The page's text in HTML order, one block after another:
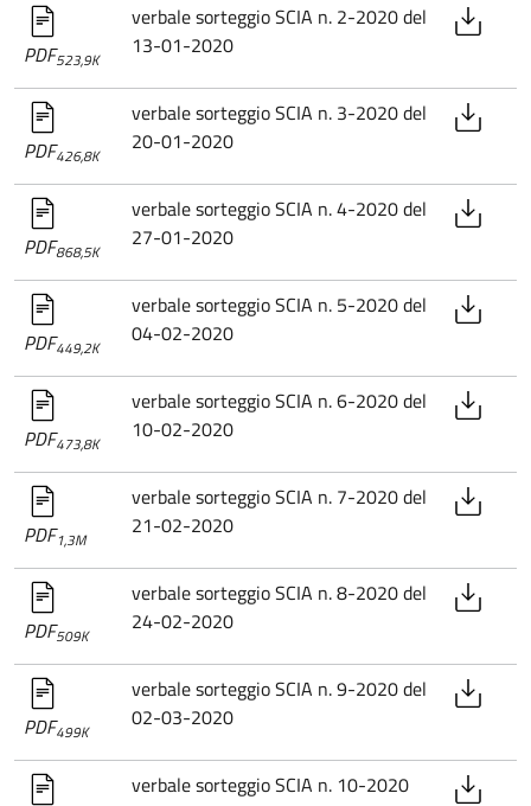
PDF523,9K
verbale sorteggio SCIA n. 2-2020 del
13-01-2020
PDF426,8K
verbale sorteggio SCIA n. 3-2020 del
20-01-2020
PDF868,5K
verbale sorteggio SCIA n. 4-2020 del
27-01-2020
PDF449,2K
verbale sorteggio SCIA n. 5-2020 del
04-02-2020
PDF473,8K
verbale sorteggio SCIA n. 6-2020 del
10-02-2020
PDF1,3M
verbale sorteggio SCIA n. 7-2020 del
21-02-2020
PDF509K
verbale sorteggio SCIA n. 8-2020 del
24-02-2020
PDF499K
verbale sorteggio SCIA n. 9-2020 del
02-03-2020
verbale sorteggio SCIA n. 10-2020